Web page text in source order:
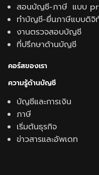
สอนบัญชี-ภาษี แบบ
ทำบัญชี-ยื่นภาษีแบบดิจิ
งานตรวจสอบบัญชี
ที่ปรึกษาด้านบัญชี
คอร์สของเรา
ความรู้ด้านบัญชี
บัญชีและการเงิน
ภาษี
เริ่มต้นธุรกิจ
ข่าวสารและอัพเดท